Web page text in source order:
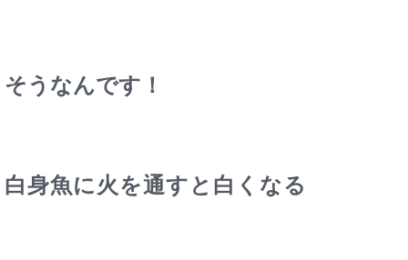
そうなんです！
白身魚に火を通すと白くなる